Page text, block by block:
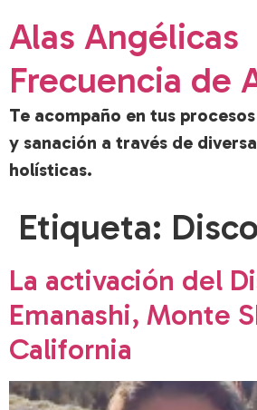
Alas Angélicas
Frecuencia de
Te acompaño en tus
y sanación a través de
holísticas.
Etiqueta:
La activación del
Emanashi, Monte
California